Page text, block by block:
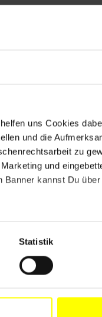
uns Cookies
und die
zu
und
kannst Du
Statistik